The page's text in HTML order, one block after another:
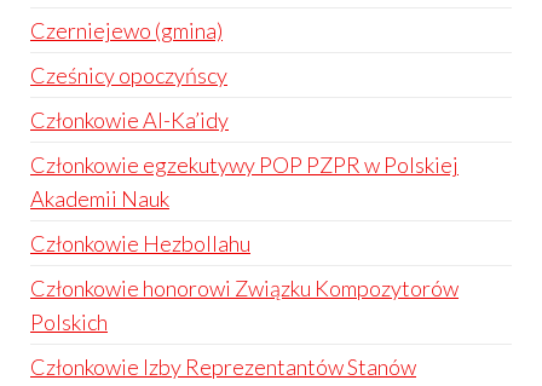
Czerniejewo (gmina)
Cześnicy opoczyńscy
Członkowie Al-Ka’idy
Członkowie egzekutywy POP PZPR w Polskiej
Akademii Nauk
Członkowie Hezbollahu
Członkowie honorowi Związku Kompozytorów
Polskich
Członkowie Izby Reprezentantów Stanów